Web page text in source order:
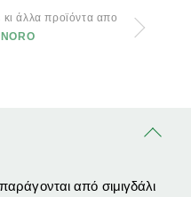
κι άλλα προϊόντα απο
από σιμιγδάλι